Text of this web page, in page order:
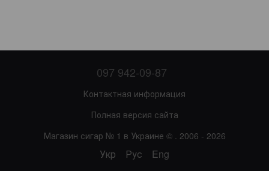
097 942-09-87
Контактная информация
Полная версия сайта
Магазин сигар № 1 в Украине © . 2006 - 2026
Укр Рус Eng